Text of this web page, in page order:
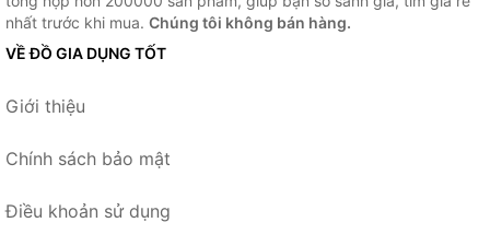
nhất trước khi mua. Chúng tôi không bán hàng.
VỀ ĐỒ GIA DỤNG TỐT
Giới thiệu
Chính sách bảo mật
Điều khoản sử dụng